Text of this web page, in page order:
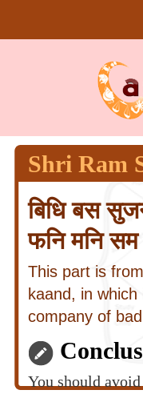
Shri Ram
बिधि बस
फनि मनि
This part is
kaand, in
company of
You should